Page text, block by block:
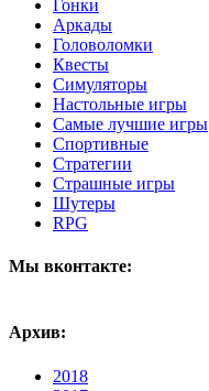
Гонки
Аркады
Головоломки
Квесты
Симуляторы
Настольные игры
Самые лучшие игры
Спортивные
Стратегии
Страшные игры
Шутеры
RPG
Мы вконтакте:
Архив:
2018